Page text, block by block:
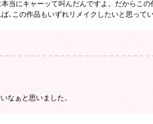
本当にキャーッて叫んだんですよ。だからこの
､この作品もいずれリメイクしたいと思ってい
なぁと思いました。